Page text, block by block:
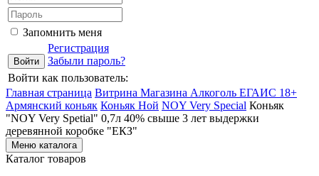
Запомнить меня
Регистрация
Забыли пароль?
Войти как пользователь:
Главная страница Витрина Магазина Алкоголь ЕГАИС 18+
Армянский коньяк Коньяк Ной NOY Very Special Коньяк
"NOY Very Spetial" 0,7л 40% свыше 3 лет выдержки
деревянной коробке "ЕКЗ"
Меню каталога
Каталог товаров